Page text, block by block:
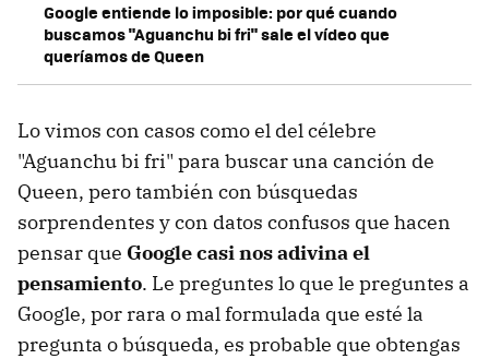
Google entiende lo imposible: por qué cuando
buscamos "Aguanchu bi fri" sale el vídeo que
queríamos de Queen
Lo vimos con casos como el del célebre
"Aguanchu bi fri" para buscar una canción de
Queen, pero también con búsquedas
sorprendentes y con datos confusos que hacen
pensar que Google casi nos adivina el
pensamiento. Le preguntes lo que le preguntes a
Google, por rara o mal formulada que esté la
pregunta o búsqueda, es probable que obtengas